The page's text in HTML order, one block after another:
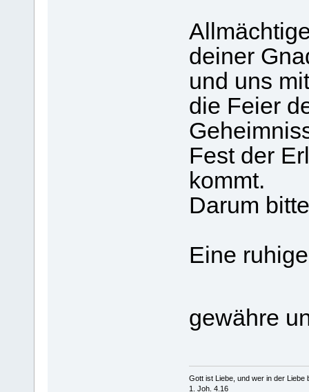
deiner
und uns
die Feier
Fest der
kommt.
Darum
Eine
gewähre
Gott ist Liebe, und wer in der Liebe
1. Joh. 4.16